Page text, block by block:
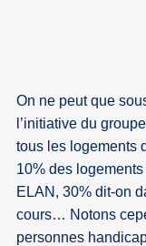
On ne peut que
l’initiative du
tous les logements
10% des
ELAN, 30% dit-on
cours… Notons
personnes